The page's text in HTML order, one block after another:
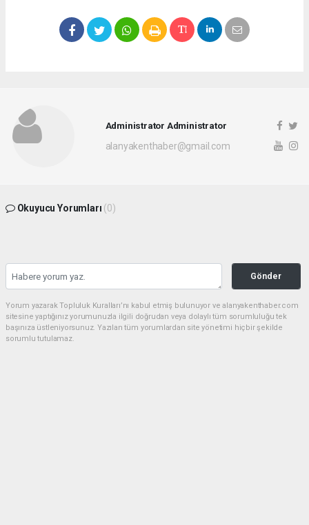
Administrator Administrator
alanyakenthaber@gmail.com
Okuyucu Yorumları (0)
Gönder
Yorum yazarak Topluluk Kuralları’nı kabul etmiş bulunuyor ve alanyakenthaber.com
sitesine yaptığınız yorumunuzla ilgili doğrudan veya dolaylı tüm sorumluluğu tek
başınıza üstleniyorsunuz. Yazılan tüm yorumlardan site yönetimi hiçbir şekilde
sorumlu tutulamaz.